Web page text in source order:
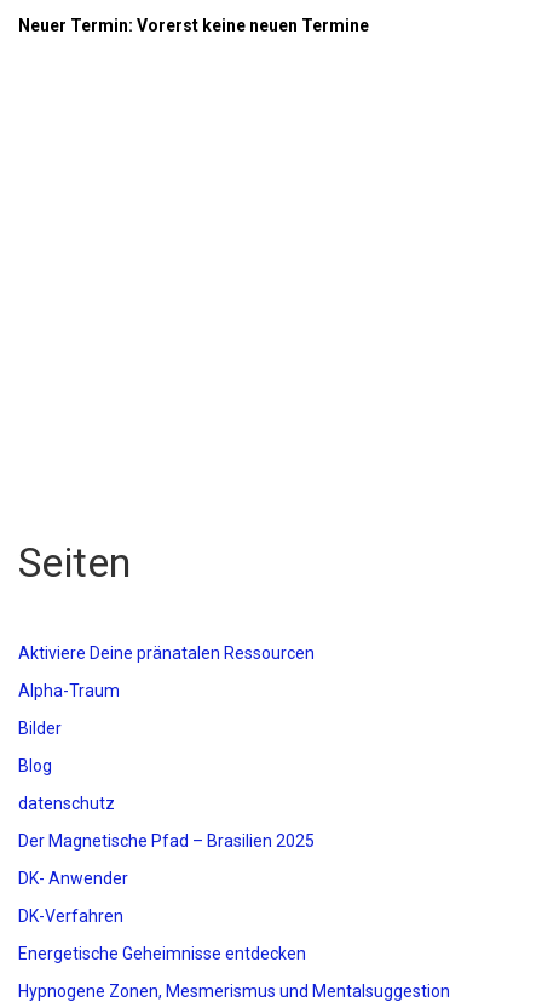
Neuer Termin: Vorerst keine neuen Termine
Seiten
Aktiviere Deine pränatalen Ressourcen
Alpha-Traum
Bilder
Blog
datenschutz
Der Magnetische Pfad – Brasilien 2025
DK- Anwender
DK-Verfahren
Energetische Geheimnisse entdecken
Hypnogene Zonen, Mesmerismus und Mentalsuggestion